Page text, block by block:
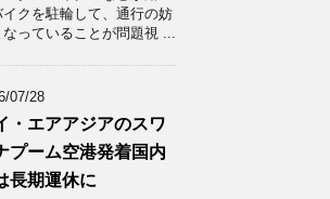
イクを駐輪して、通行の妨
なっていることが問題視 ...
07/28
・エアアジアのスワ
プーム空港発着国内
長期運休に